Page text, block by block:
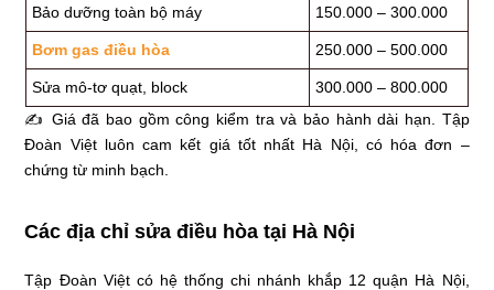
Bảo dưỡng toàn bộ máy 150.000 – 300.000
Bơm gas điều hòa 250.000 – 500.000
Sửa mô-tơ quạt, block
300.000 – 800.000
✍ Giá đã bao gồm công kiểm tra và bảo hành dài hạn. Tập
Đoàn Việt luôn cam kết giá tốt nhất Hà Nội, có hóa đơn –
chứng từ minh bạch.
Các địa chỉ sửa điều hòa tại Hà Nội
Tập Đoàn Việt có hệ thống chi nhánh khắp 12 quận Hà Nội,